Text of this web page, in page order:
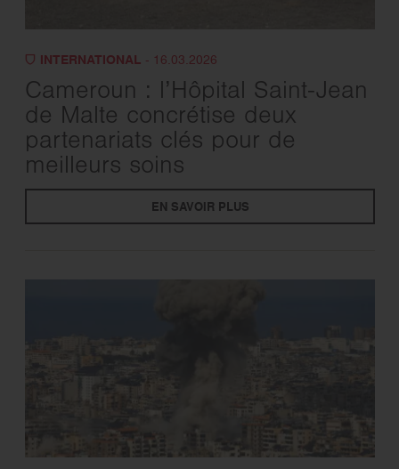
INTERNATIONAL - 16.03.2026
Cameroun : l’Hôpital Saint-Jean
de Malte concrétise deux
partenariats clés pour de
meilleurs soins
EN SAVOIR PLUS